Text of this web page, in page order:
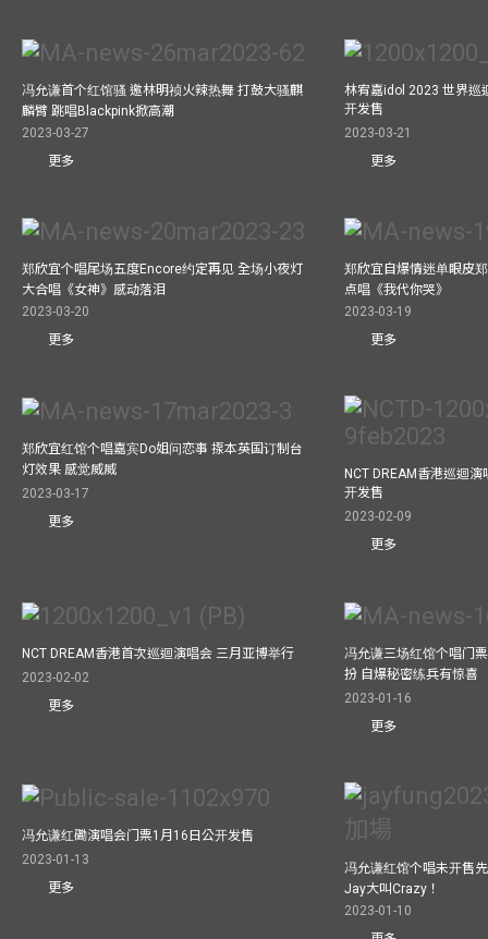
冯允谦首个红馆骚 邀林明祯火辣热舞 打鼓大骚麒
麟臂 跳唱Blackpink掀高潮
2023-03-27
更多
林宥嘉idol 2023 世界巡
开发售
2023-03-21
更多
郑欣宜个唱尾场五度Encore约定再见 全场小夜灯
大合唱《女神》感动落泪
2023-03-20
更多
郑欣宜自爆情迷单眼皮
点唱《我代你哭》
2023-03-19
更多
郑欣宜红馆个唱嘉宾Do姐问恋事 揼本英国订制台
灯效果 感觉威威
2023-03-17
更多
NCT DREAM香港巡迴
开发售
2023-02-09
更多
NCT DREAM香港首次巡迴演唱会 三月亚博举行
2023-02-02
更多
冯允谦三场红馆个唱门
扮 自爆秘密练兵有惊喜
2023-01-16
更多
冯允谦红磡演唱会门票1月16日公开发售
2023-01-13
更多
冯允谦红馆个唱未开售
Jay大叫Crazy！
2023-01-10